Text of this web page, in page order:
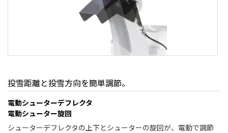
投雪距離と投雪方向を簡単調節。
電動シューターデフレクタ
電動シューター旋回
シューターデフレクタの上下とシューターの旋回が、電動で調節